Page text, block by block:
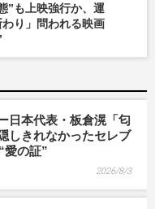
”も上映強行か、運
り」問われる映画
日本代表・板倉滉「匂
しきれなかったセレブ
愛の証”
2026/8/3